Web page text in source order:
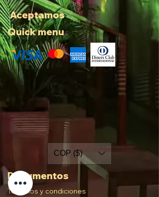
Aceptamos
Quick menu
COP ($)
Documentos
Términos y condiciones